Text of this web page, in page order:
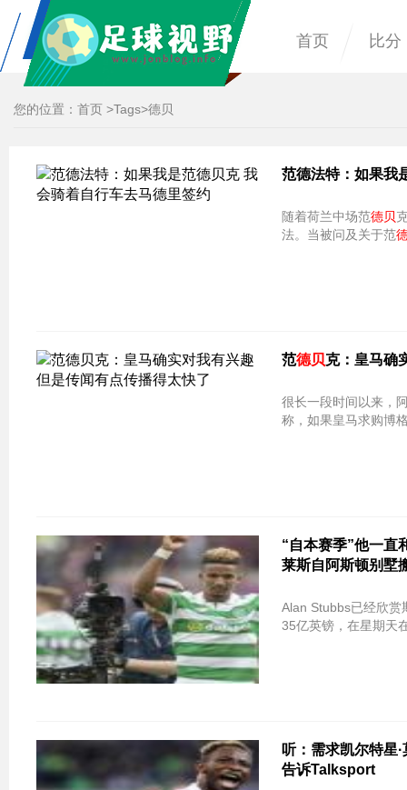
首页 比分
您的位置： 首页 >Tags>德贝
范德法特：如果我
随着荷兰中场范德贝
法。当被问及关于范
范德贝克：皇马确
很长一段时间以来，
称，如果皇马求购博
“自本赛季”他一直
莱斯自阿斯顿别墅
Alan Stubbs已经欣赏
35亿英镑，在星期天
听：需求凯尔特星
告诉Talksport